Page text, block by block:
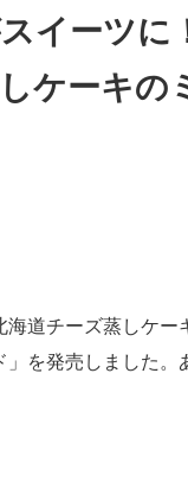
IT製品の技術・比較
イーツ
ケーキの
道チーズ蒸しケー
を発売しました。